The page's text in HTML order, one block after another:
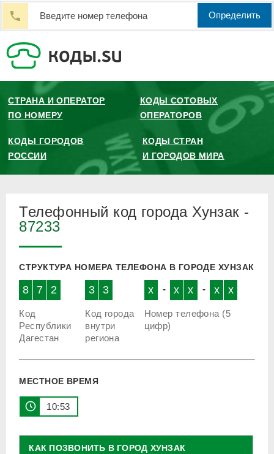
Определить
СТРАНА И ОПЕРАТОР
ПО НОМЕРУ
КОДЫ СОТОВЫХ
ОПЕРАТОРОВ
КОДЫ ГОРОДОВ
РОССИИ
КОДЫ СТРАН
И ГОРОДОВ МИРА
Телефонный код города Хунзак -
87233
СТРУКТУРА НОМЕРА ТЕЛЕФОНА В ГОРОДЕ ХУНЗАК
8 7 2
Код
Республики
Дагестан
3 3
Код города
внутри
региона
x - x x - x x
Номер телефона (5
цифр)
МЕСТНОЕ ВРЕМЯ
10:53
КАК ПОЗВОНИТЬ В ГОРОД ХУНЗАК